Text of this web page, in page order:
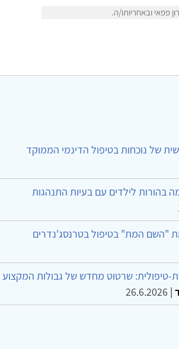
פפאי ובאחריותו/ה.
של נוכחות בטיפול הדינמי הממוקד
בהורות לילדים עם בעיות התנהגות
"השם המת" בטיפול בטרנסג'נדרים
טיפולית: שרטוט מחדש של גבולות המקצוע
|
26.6.2026